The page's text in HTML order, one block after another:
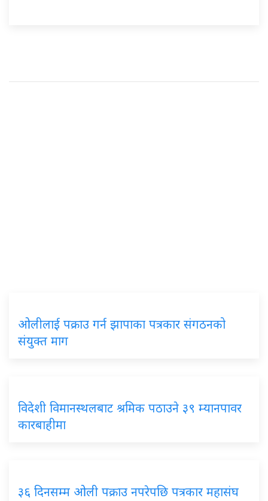
ओलीलाई पक्राउ गर्न झापाका पत्रकार संगठनको
संयुक्त माग
विदेशी विमानस्थलबाट श्रमिक पठाउने ३९ म्यानपावर
कारबाहीमा
३६ दिनसम्म ओली पक्राउ नपरेपछि पत्रकार महासंघ